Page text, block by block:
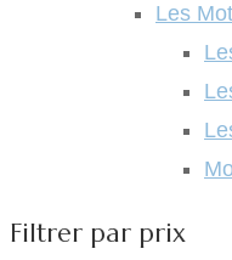
Les
Filtrer par prix